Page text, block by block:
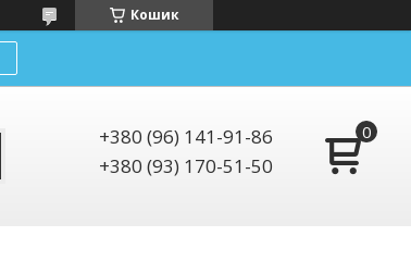
Кошик
+380 (96) 141-91-86
+380 (93) 170-51-50